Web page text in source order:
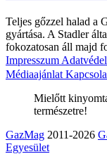
Teljes gőzzel halad a
gyártása. A Stadler
fokozatosan áll majd
Impresszum
Médiaajánlat
Mielőtt
természetre!
GazMag 2011-2026
Egyesület